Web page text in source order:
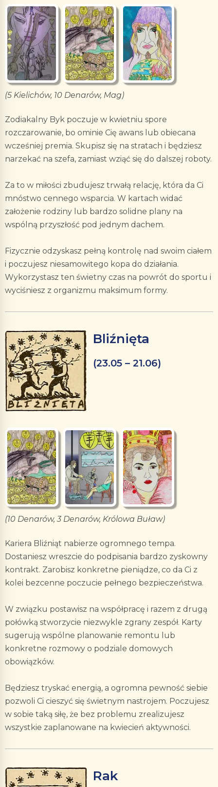
(5 Kielichów, 10 Denarów, Mag)
Zodiakalny Byk poczuje w kwietniu spore
rozczarowanie, bo ominie Cię awans lub obiecana
wcześniej premia. Skupisz się na stratach i będziesz
narzekać na szefa, zamiast wziąć się do dalszej roboty.
Za to w miłości zbudujesz trwałą relację, która da Ci
mnóstwo cennego wsparcia. W kartach widać
założenie rodziny lub bardzo solidne plany na
wspólną przyszłość pod jednym dachem.
Fizycznie odzyskasz pełną kontrolę nad swoim ciałem
i poczujesz niesamowitego kopa do działania.
Wykorzystasz ten świetny czas na powrót do sportu i
wyciśniesz z organizmu maksimum formy.
Bliźnięta
(23.05 – 21.06)
(10 Denarów, 3 Denarów, Królowa Buław)
Kariera Bliźniąt nabierze ogromnego tempa.
Dostaniesz wreszcie do podpisania bardzo zyskowny
kontrakt. Zarobisz konkretne pieniądze, co da Ci z
kolei bezcenne poczucie pełnego bezpieczeństwa.
W związku postawisz na współpracę i razem z drugą
połówką stworzycie niezwykle zgrany zespół. Karty
sugerują wspólne planowanie remontu lub
konkretne rozmowy o podziale domowych
obowiązków.
Będziesz tryskać energią, a ogromna pewność siebie
pozwoli Ci cieszyć się świetnym nastrojem. Poczujesz
w sobie taką siłę, że bez problemu zrealizujesz
wszystkie zaplanowane na kwiecień aktywności.
Rak